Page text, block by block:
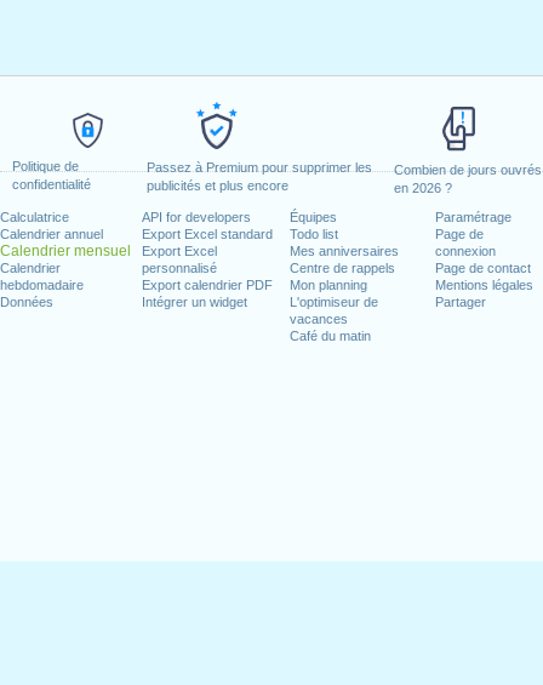
Politique de
confidentialité
Passez à Premium pour supprimer les
publicités et plus encore
Combien de jours ouvrés
en 2026 ?
Calculatrice
Calendrier annuel
Calendrier mensuel
Calendrier
hebdomadaire
Données
API for developers
Export Excel standard
Export Excel
personnalisé
Export calendrier PDF
Intégrer un widget
Équipes
Todo list
Mes anniversaires
Centre de rappels
Mon planning
L'optimiseur de
vacances
Café du matin
Paramétrage
Page de
connexion
Page de contact
Mentions légales
Partager